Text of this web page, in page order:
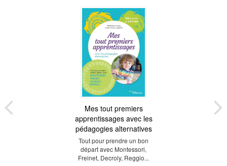
Mes tout premiers
apprentissages avec les
pédagogies alternatives
Tout pour prendre un bon
départ avec Montessori,
Freinet, Decroly, Reggio...